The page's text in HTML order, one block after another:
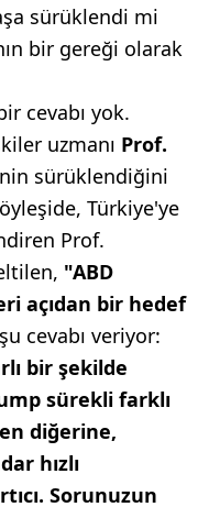
sürüklendi mi
bir gereği olarak
cevabı yok.
uzmanı Prof.
sürüklendiğini
Türkiye'ye
Prof.
"ABD
açıdan bir hedef
cevabı veriyor:
bir şekilde
sürekli farklı
diğerine,
hızlı
Sorunuzun